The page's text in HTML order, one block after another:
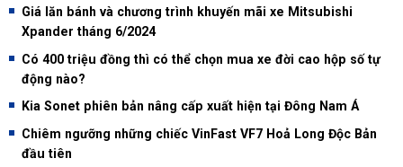
Giá lăn bánh và chương trình khuyến mãi xe Mitsubishi
Xpander tháng 6/2024
Có 400 triệu đồng thì có thể chọn mua xe đời cao hộp số tự
động nào?
Kia Sonet phiên bản nâng cấp xuất hiện tại Đông Nam Á
Chiêm ngưỡng những chiếc VinFast VF7 Hoả Long Độc Bản
đầu tiên